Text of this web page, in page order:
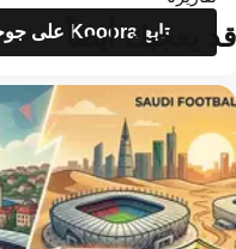
تابع Kooora على جوجل
قد يعجبك أيضاً